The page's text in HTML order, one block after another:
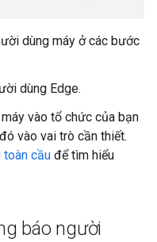
dùng máy ở các bước
dùng Edge.
vào tổ chức của bạn
vào vai trò cần thiết.
toàn cầu để tìm hiểu
báo người